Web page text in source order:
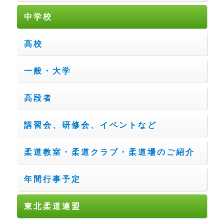
中学校
高校
一般・大学
高段者
講習会、研修会、イベントなど
柔道教室・柔道クラブ・柔道場のご紹介
年間行事予定
東北柔道連盟